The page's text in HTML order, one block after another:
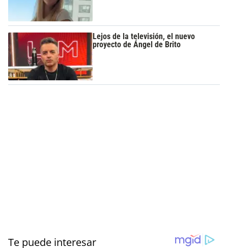
Lejos de la televisión, el nuevo
proyecto de Ángel de Brito